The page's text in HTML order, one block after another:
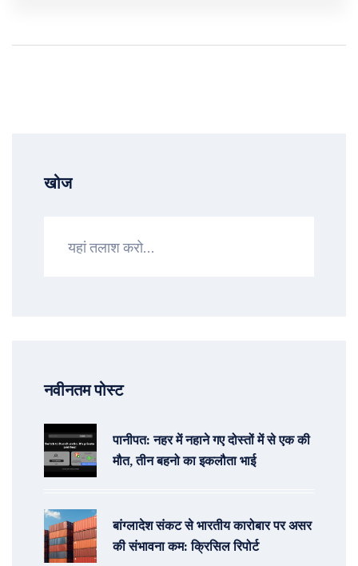
खोज
नवीनतम पोस्ट
पानीपत: नहर में नहाने गए दोस्तों में से एक की
मौत, तीन बहनो का इकलौता भाई
बांग्लादेश संकट से भारतीय कारोबार पर असर
की संभावना कम: क्रिसिल रिपोर्ट